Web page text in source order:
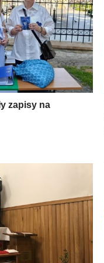
zapisy na